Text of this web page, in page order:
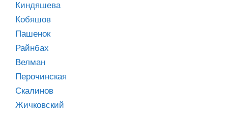
Киндяшева
Кобяшов
Пашенок
Райнбах
Велман
Перочинская
Скалинов
Жичковский